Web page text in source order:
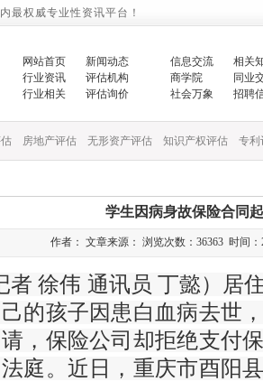
最权威专业性资讯平台！
网站首页
新闻动态
行业资讯
评估机构
行业相关
评估询价
信息交流
相关
商学院
同业
社会万象
招聘
房地产评估 无形资产评估 知识产权评估 专利
学生因病身故保险合同
作者： 文章来源： 浏览次数：36363 时间：
者 徐伟 通讯员 丁懿）居
的孩子因患白血病去世
，保险公司却拒绝支付
庭。近日，重庆市酉阳